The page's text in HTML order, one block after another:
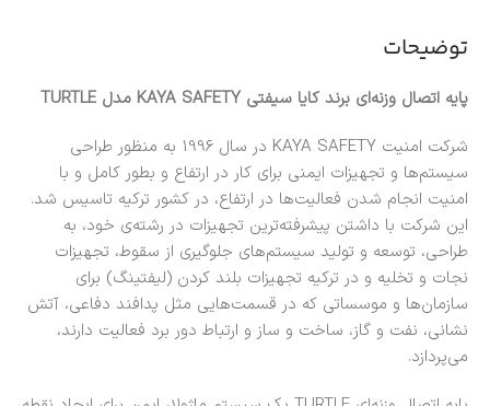
توضیحات
پایه اتصال وزنه‌ای برند کایا سیفتی KAYA SAFETY مدل TURTLE
شرکت امنیت KAYA SAFETY در سال 1996 به منظور طراحی
سیستم‌ها و تجهیزات ایمنی برای کار در ارتفاع و بطور کامل و با
امنیت انجام شدن فعالیت‌ها در ارتفاع، در کشور ترکیه تاسیس شد.
این شرکت با داشتن پیشرفته‌ترین تجهیزات در رشته‌ی خود، به
طراحی، توسعه و تولید سیستم‌های جلوگیری از سقوط، تجهیزات
نجات و تخلیه و در ترکیه تجهیزات بلند کردن (لیفتینگ) برای
سازمان‌ها و موسساتی که در قسمت‌هایی مثل پدافند دفاعی، آتش
نشانی، نفت و گاز، ساخت و ساز و ارتباط دور برد فعالیت دارند،
می‌پردازد.